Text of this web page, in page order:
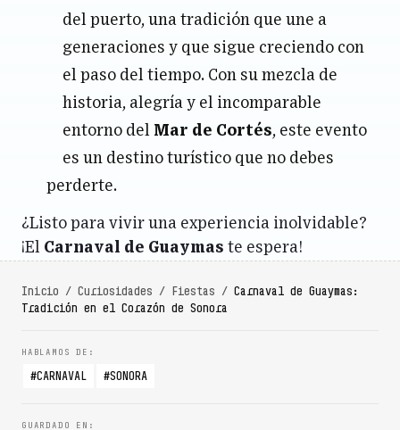
del puerto, una tradición que une a
generaciones y que sigue creciendo con
el paso del tiempo. Con su mezcla de
historia, alegría y el incomparable
entorno del Mar de Cortés, este evento
es un destino turístico que no debes
perderte.
¿Listo para vivir una experiencia inolvidable?
¡El Carnaval de Guaymas te espera!
Inicio / Curiosidades / Fiestas / Carnaval de Guaymas:
Tradición en el Corazón de Sonora
CARNAVAL SONORA